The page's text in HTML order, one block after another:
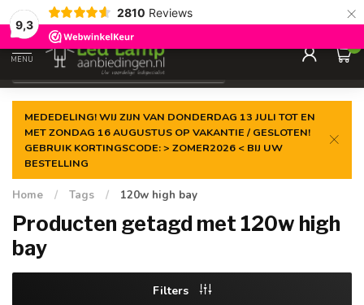
9,3
2810 Reviews ×
Gegarandeerde delaagste prijs
MENU
0
MEDEDELING! WIJ ZIJN VAN DONDERDAG 13 JULI TOT EN
MET ZONDAG 16 AUGUSTUS OP VAKANTIE / GESLOTEN!
GEBRUIK KORTINGSCODE: > ZOMER2026 < BIJ UW
BESTELLING
Home / Tags / 120w high bay
Producten getagd met 120w high
bay
Filters